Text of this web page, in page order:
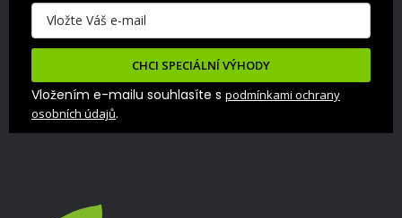
CHCI SPECIÁLNÍ VÝHODY
Vložením e-mailu souhlasíte s podmínkami ochrany
osobních údajů.